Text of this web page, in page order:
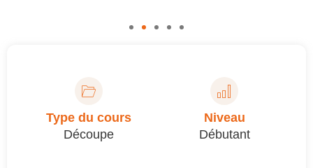
Type du cours
Découpe
Niveau
Débutant